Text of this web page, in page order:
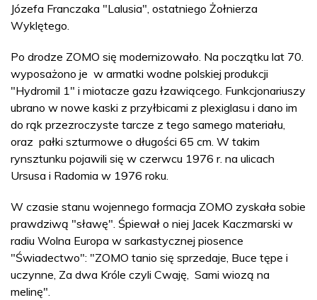
Józefa Franczaka "Lalusia", ostatniego Żołnierza
Wyklętego.
Po drodze ZOMO się modernizowało. Na początku lat 70.
wyposażono je w armatki wodne polskiej produkcji
"Hydromil 1" i miotacze gazu łzawiącego. Funkcjonariuszy
ubrano w nowe kaski z przyłbicami z plexiglasu i dano im
do rąk przezroczyste tarcze z tego samego materiału,
oraz pałki szturmowe o długości 65 cm. W takim
rynsztunku pojawili się w czerwcu 1976 r. na ulicach
Ursusa i Radomia w 1976 roku.
W czasie stanu wojennego formacja ZOMO zyskała sobie
prawdziwą "sławę". Śpiewał o niej Jacek Kaczmarski w
radiu Wolna Europa w sarkastycznej piosence
"Świadectwo": "ZOMO tanio się sprzedaje, Buce tępe i
uczynne, Za dwa Króle czyli Cwaję, Sami wiozą na
melinę".